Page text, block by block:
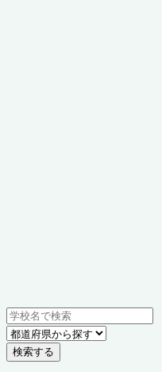
検索する